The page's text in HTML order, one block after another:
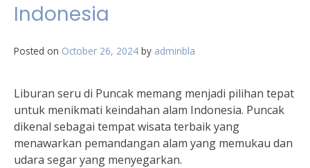
Indonesia
Posted on October 26, 2024 by adminbla
Liburan seru di Puncak memang menjadi pilihan tepat
untuk menikmati keindahan alam Indonesia. Puncak
dikenal sebagai tempat wisata terbaik yang
menawarkan pemandangan alam yang memukau dan
udara segar yang menyegarkan.